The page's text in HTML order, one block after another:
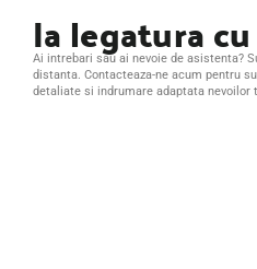
Ia legatura
Ai intrebari sau ai nevoie de asistenta?
distanta. Contacteaza-ne acum pentru
detaliate si indrumare adaptata nevoilor